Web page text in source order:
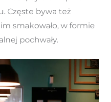
Częste bywa też
smakowało, w formie
pochwały.